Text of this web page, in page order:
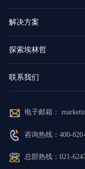
解决方案
探索埃林哲
联系我们
电子邮箱：
咨询热线：400-
总部热线：021-